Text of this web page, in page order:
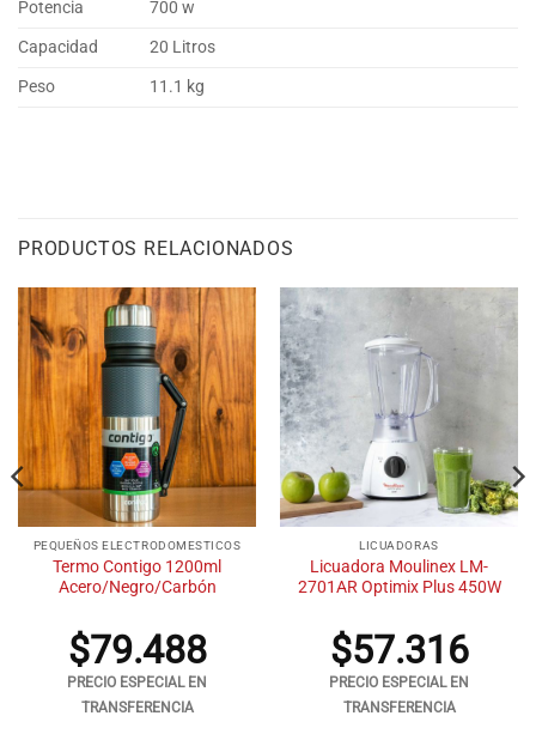
Potencia
700 w
Capacidad
20 Litros
Peso
11.1 kg
PRODUCTOS RELACIONADOS
PEQUEÑOS ELECTRODOMESTICOS
Termo Contigo 1200ml
Acero/Negro/Carbón
$79.488
PRECIO ESPECIAL EN
TRANSFERENCIA
LICUADORAS
Licuadora Moulinex LM-
2701AR Optimix Plus 450W
$57.316
PRECIO ESPECIAL EN
TRANSFERENCIA